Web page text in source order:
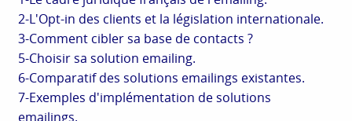
2-L'Opt-in des clients et la législation internationale.
3-Comment cibler sa base de contacts ?
5-Choisir sa solution emailing.
6-Comparatif des solutions emailings existantes.
7-Exemples d'implémentation de solutions
emailings.